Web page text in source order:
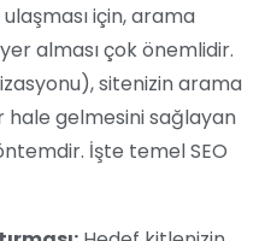
için, arama
alması çok önemlidir.
sitenizin arama
gelmesini sağlayan
İşte temel SEO